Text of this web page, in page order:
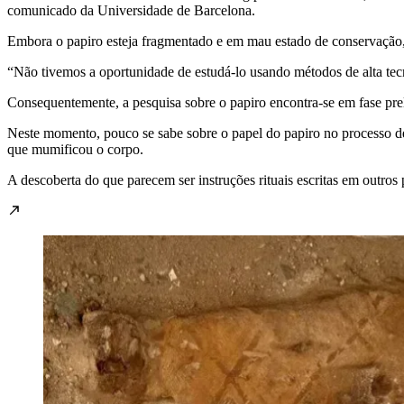
comunicado da Universidade de Barcelona.
Embora o papiro esteja fragmentado e em mau estado de
“Não tivemos a oportunidade de estudá-lo usando métodos de alta
Consequentemente, a pesquisa sobre o papiro encontra-se em fase
Neste momento, pouco se sabe sobre o papel do papiro no processo
que mumificou o corpo.
A descoberta do que parecem ser instruções rituais escritas em